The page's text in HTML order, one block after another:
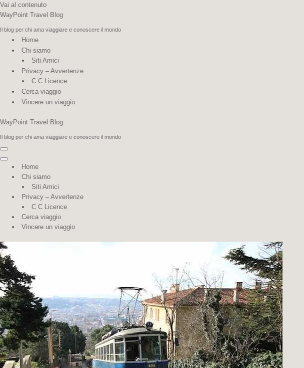
Vai al contenuto
WayPoint Travel Blog
Il blog per chi ama viaggiare e conoscere il mondo
Home
Chi siamo
Siti Amici
Privacy – Avvertenze
C C Licence
Cerca viaggio
Vincere un viaggio
WayPoint Travel Blog
Il blog per chi ama viaggiare e conoscere il mondo
Menu di navigazione
Menu di navigazione
Home
Chi siamo
Siti Amici
Privacy – Avvertenze
C C Licence
Cerca viaggio
Vincere un viaggio